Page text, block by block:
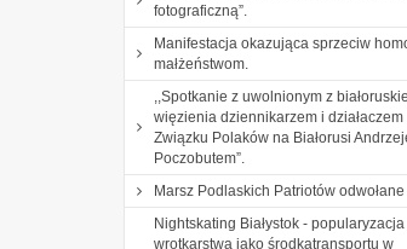
fotograficzną”.
Manifestacja okazująca sprzeciw
małżeństwom.
,,Spotkanie z uwolnionym z
więzienia dziennikarzem i działaczem
Związku Polaków na Białorusi
Poczobutem”.
Marsz Podlaskich Patriotów odwołane
Nightskating Białystok - popularyzacja
wrotkarstwa jako środkatransportu w